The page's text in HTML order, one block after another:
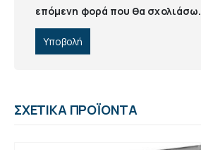
επόμενη φορά που θα σχολιάσω.
ΣΧΕΤΙΚΆ ΠΡΟΪΌΝΤΑ